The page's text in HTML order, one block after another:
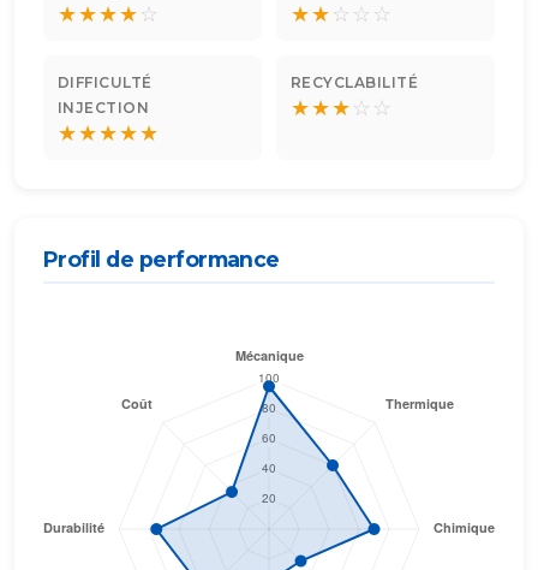
★★★★☆ ★★☆ ☆ ☆
DIFFICULTÉ
INJECTION
★★★★★
RECYCLABILITÉ
★★★☆ ☆
Profil de performance